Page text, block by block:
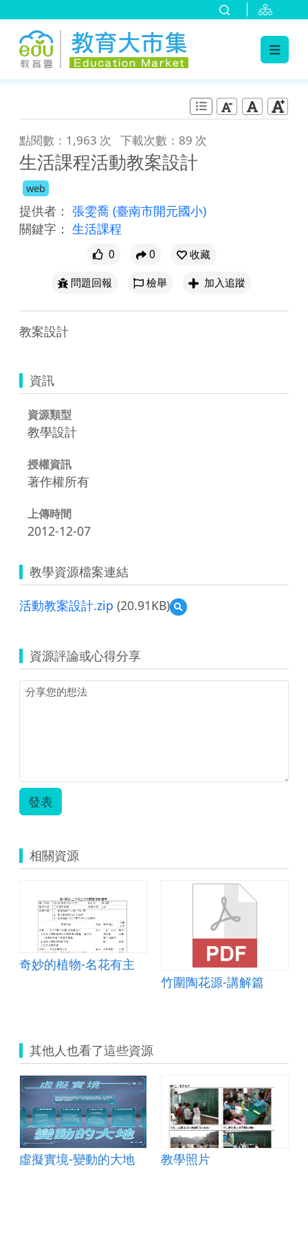
點閱數：1,963 次 下載次數：89 次
生活課程活動教案設計
web
提供者： 張雯喬 (臺南市開元國小)
關鍵字： 生活課程
0 0
收藏
問題回報
檢舉 加入追蹤
教案設計
資訊
資源類型
教學設計
授權資訊
著作權所有
上傳時間
2012-12-07
教學資源檔案連結
活動教案設計.zip (20.91KB)
預
覽
案
設
資源評論或心得分享
發表
相關資源
奇妙的植物-名花有主
竹圍陶花源-講解篇
其他人也看了這些資源
虛擬實境-變動的大地
教學照片